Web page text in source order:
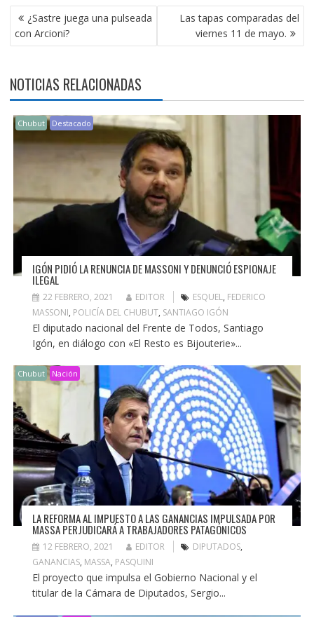
NAVEGACIÓN
DE
ENTRADAS
¿Sastre juega una pulseada
con Arcioni?
Las tapas comparadas del
viernes 11 de mayo.
NOTICIAS RELACIONADAS
Chubut Destacado
IGÓN PIDIÓ LA RENUNCIA DE MASSONI Y DENUNCIÓ ESPIONAJE
ILEGAL
22 FEBRERO, 2021 EDITOR ESQUEL, FEDERICO
MASSONI, POLICÍA DEL CHUBUT, SANTIAGO IGÓN
El diputado nacional del Frente de Todos, Santiago
Igón, en diálogo con «El Resto es Bijouterie»...
Chubut Nación
LA REFORMA AL IMPUESTO A LAS GANANCIAS IMPULSADA POR
MASSA PERJUDICARÁ A TRABAJADORES PATAGÓNICOS
12 FEBRERO, 2021 EDITOR DIPUTADOS,
GANANCIAS, MASSA, PASQUINI
El proyecto que impulsa el Gobierno Nacional y el
titular de la Cámara de Diputados, Sergio...